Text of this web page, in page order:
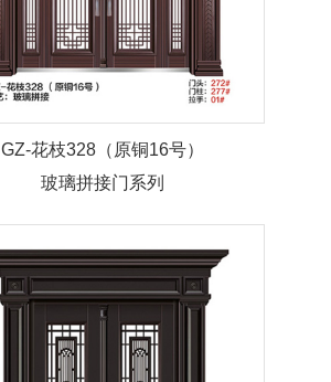
GZ-花枝328（原铜16号）
玻璃拼接门系列